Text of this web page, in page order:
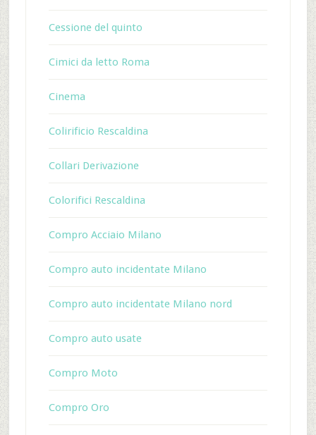
Cessione del quinto
Cimici da letto Roma
Cinema
Colirificio Rescaldina
Collari Derivazione
Colorifici Rescaldina
Compro Acciaio Milano
Compro auto incidentate Milano
Compro auto incidentate Milano nord
Compro auto usate
Compro Moto
Compro Oro